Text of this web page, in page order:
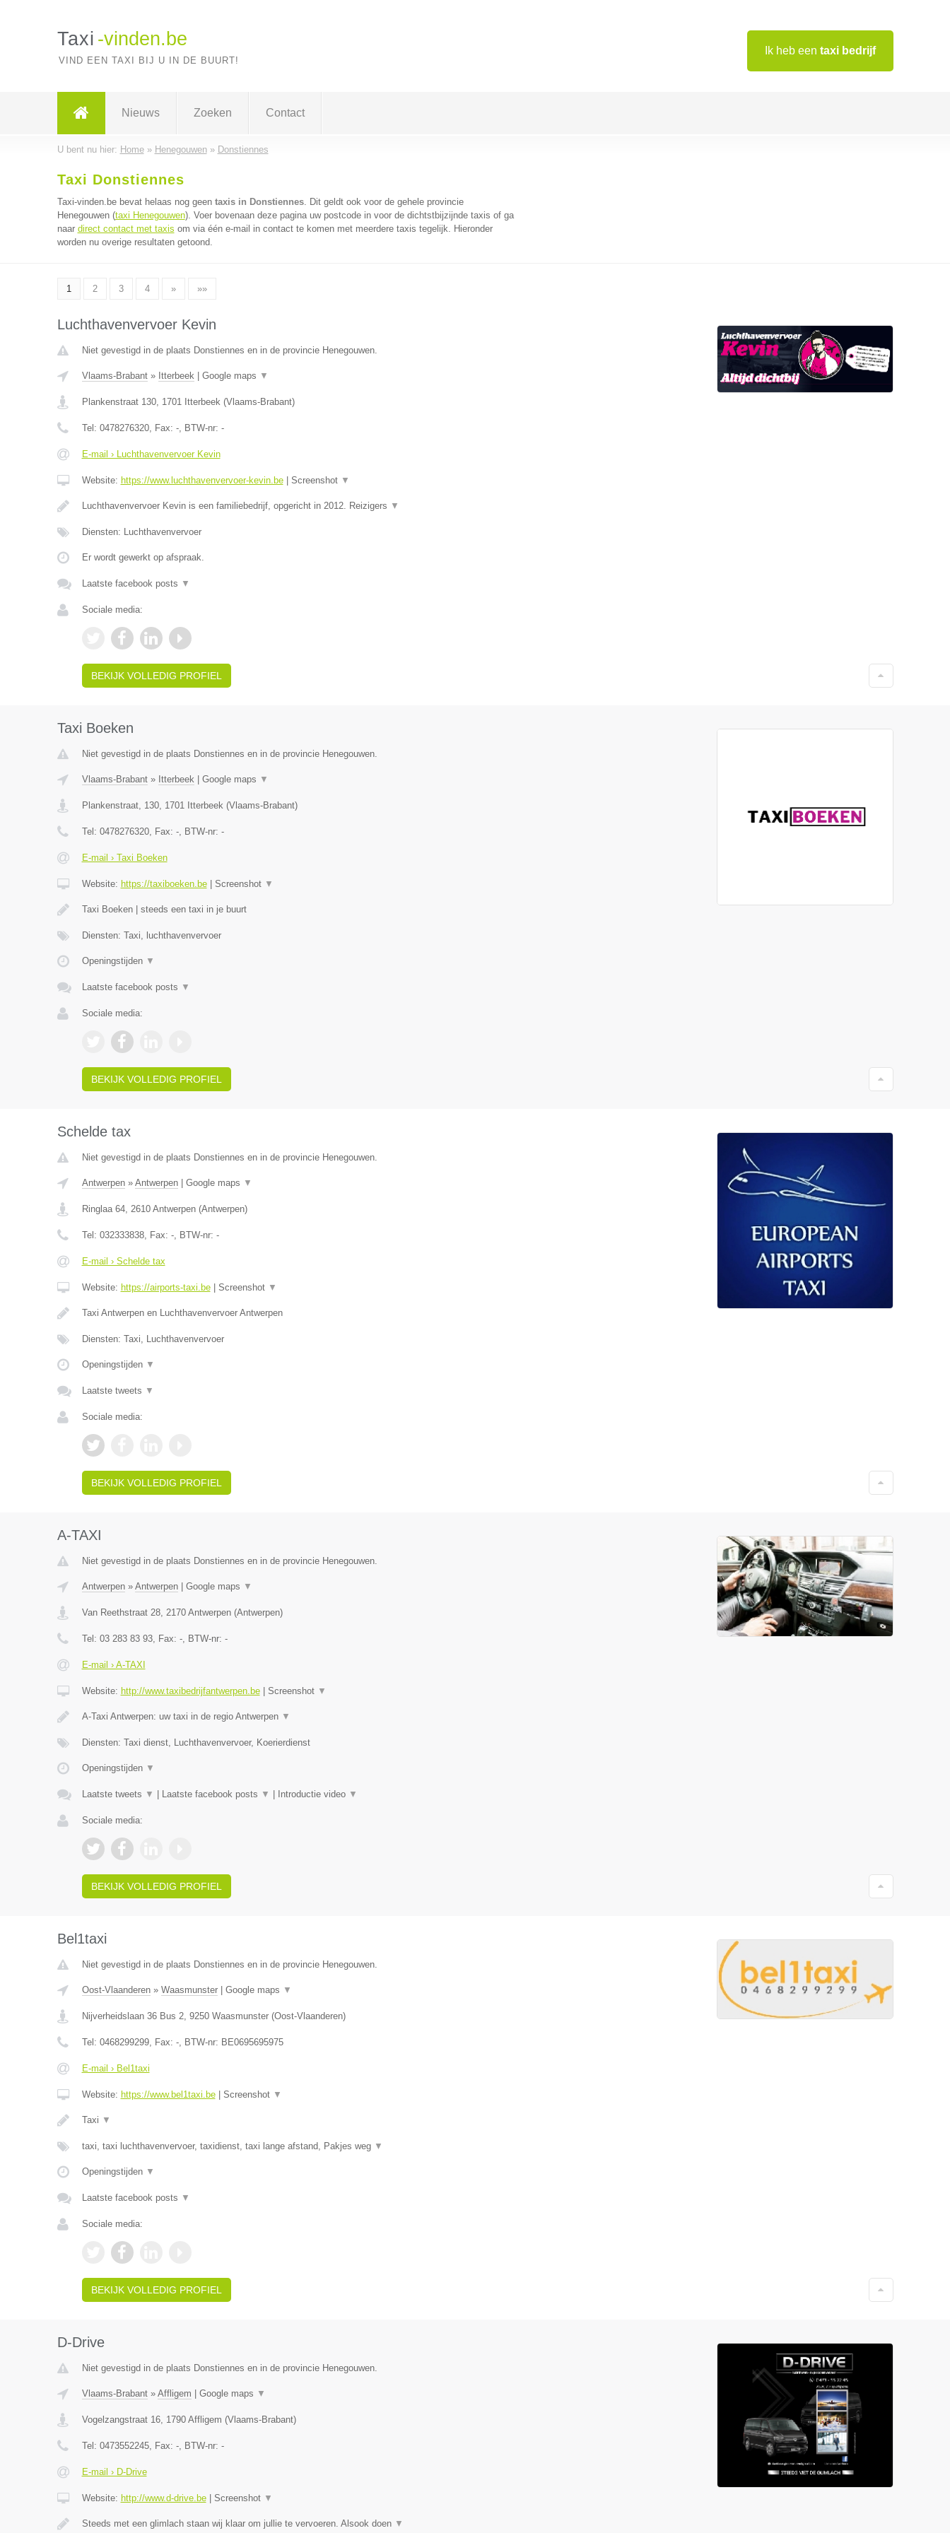
Ik heb een taxi bedrijf
Taxi -vinden.be
VIND EEN TAXI BIJ U IN DE BUURT!
Nieuws Zoeken Contact
U bent nu hier: Home» Henegouwen» Donstiennes
Taxi Donstiennes
Taxi-vinden.be bevat helaas nog geen taxis in Donstiennes. Dit geldt ook voor de gehele provincie
Henegouwen (taxi Henegouwen). Voer bovenaan deze pagina uw postcode in voor de dichtstbijzijnde taxis of ga
naar direct contact met taxis om via één e-mail in contact te komen met meerdere taxis tegelijk. Hieronder
worden nu overige resultaten getoond.
1 2 3 4 » »»
Luchthavenvervoer Kevin
Niet gevestigd in de plaats Donstiennes en in de provincie Henegouwen.
Vlaams-Brabant» Itterbeek| Google maps ▼
Plankenstraat 130, 1701 Itterbeek(Vlaams-Brabant)
Tel: 0478276320, Fax: -, BTW-nr: -
E-mail › Luchthavenvervoer Kevin
Website: https://www.luchthavenvervoer-kevin.be| Screenshot ▼
Luchthavenvervoer Kevin is een familiebedrijf, opgericht in 2012. Reizigers ▼
Diensten: Luchthavenvervoer
Er wordt gewerkt op afspraak.
Laatste facebook posts ▼
Sociale media:
BEKIJK VOLLEDIG PROFIEL
Taxi Boeken
Niet gevestigd in de plaats Donstiennes en in de provincie Henegouwen.
Vlaams-Brabant» Itterbeek| Google maps ▼
Plankenstraat, 130, 1701 Itterbeek(Vlaams-Brabant)
Tel: 0478276320, Fax: -, BTW-nr: -
E-mail › Taxi Boeken
Website: https://taxiboeken.be| Screenshot ▼
Taxi Boeken | steeds een taxi in je buurt
Diensten: Taxi, luchthavenvervoer
Openingstijden ▼
Laatste facebook posts ▼
Sociale media:
BEKIJK VOLLEDIG PROFIEL
Schelde tax
Niet gevestigd in de plaats Donstiennes en in de provincie Henegouwen.
Antwerpen» Antwerpen| Google maps ▼
Ringlaa 64, 2610 Antwerpen(Antwerpen)
Tel: 032333838, Fax: -, BTW-nr: -
E-mail › Schelde tax
Website: https://airports-taxi.be| Screenshot ▼
Taxi Antwerpen en Luchthavenvervoer Antwerpen
Diensten: Taxi, Luchthavenvervoer
Openingstijden ▼
Laatste tweets ▼
Sociale media:
BEKIJK VOLLEDIG PROFIEL
A-TAXI
Niet gevestigd in de plaats Donstiennes en in de provincie Henegouwen.
Antwerpen» Antwerpen| Google maps ▼
Van Reethstraat 28, 2170 Antwerpen(Antwerpen)
Tel: 03 283 83 93, Fax: -, BTW-nr: -
E-mail › A-TAXI
Website: http://www.taxibedrijfantwerpen.be| Screenshot ▼
A-Taxi Antwerpen: uw taxi in de regio Antwerpen ▼
Diensten: Taxi dienst, Luchthavenvervoer, Koerierdienst
Openingstijden ▼
Laatste tweets ▼ Laatste facebook posts ▼ Introductie video ▼
Sociale media:
BEKIJK VOLLEDIG PROFIEL
Bel1taxi
Niet gevestigd in de plaats Donstiennes en in de provincie Henegouwen.
Oost-Vlaanderen» Waasmunster| Google maps ▼
Nijverheidslaan 36 Bus 2, 9250 Waasmunster(Oost-Vlaanderen)
Tel: 0468299299, Fax: -, BTW-nr: BE0695695975
E-mail › Bel1taxi
Website: https://www.bel1taxi.be| Screenshot ▼
Taxi ▼
taxi, taxi luchthavenvervoer, taxidienst, taxi lange afstand, Pakjes weg ▼
Openingstijden ▼
Laatste facebook posts ▼
Sociale media:
BEKIJK VOLLEDIG PROFIEL
D-Drive
Niet gevestigd in de plaats Donstiennes en in de provincie Henegouwen.
Vlaams-Brabant» Affligem Google maps ▼
Vogelzangstraat 16, 1790 Affligem (Vlaams-Brabant)
Tel: 0473552245, Fax: -, BTW-nr: -
E-mail › D-Drive
Website: http://www.d-drive.be| Screenshot ▼
Steeds met een glimlach staan wij klaar om jullie te vervoeren. Alsook doen ▼